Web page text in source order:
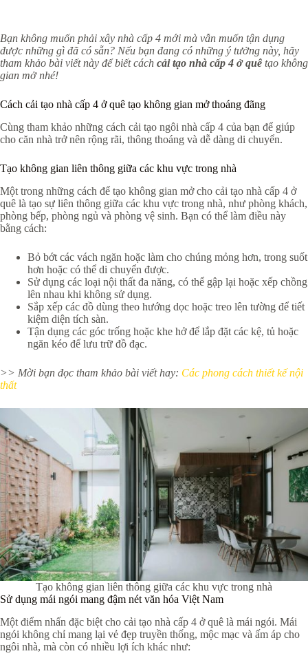
Bạn không muốn phải xây nhà cấp 4 mới mà vẫn muốn tận dụng
được những gì đã có sẵn? Nếu bạn đang có những ý tưởng này, hãy
tham khảo bài viết này để biết cách cải tạo nhà cấp 4 ở quê tạo không
gian mở nhé!
Cách cải tạo nhà cấp 4 ở quê tạo không gian mở thoáng đãng
Cùng tham khảo những cách cải tạo ngôi nhà cấp 4 của bạn để giúp
cho căn nhà trở nên rộng rãi, thông thoáng và dễ dàng di chuyển.
Tạo không gian liên thông giữa các khu vực trong nhà
Một trong những cách để tạo không gian mở cho cải tạo nhà cấp 4 ở
quê là tạo sự liên thông giữa các khu vực trong nhà, như phòng khách,
phòng bếp, phòng ngủ và phòng vệ sinh. Bạn có thể làm điều này
bằng cách:
Bỏ bớt các vách ngăn hoặc làm cho chúng mỏng hơn, trong suốt
hơn hoặc có thể di chuyển được.
Sử dụng các loại nội thất đa năng, có thể gập lại hoặc xếp chồng
lên nhau khi không sử dụng.
Sắp xếp các đồ dùng theo hướng dọc hoặc treo lên tường để tiết
kiệm diện tích sàn.
Tận dụng các góc trống hoặc khe hở để lắp đặt các kệ, tủ hoặc
ngăn kéo để lưu trữ đồ đạc.
>> Mời bạn đọc tham khảo bài viết hay: Các phong cách thiết kế nội
thất
Tạo không gian liên thông giữa các khu vực trong nhà
Sử dụng mái ngói mang đậm nét văn hóa Việt Nam
Một điểm nhấn đặc biệt cho cải tạo nhà cấp 4 ở quê là mái ngói. Mái
ngói không chỉ mang lại vẻ đẹp truyền thống, mộc mạc và ấm áp cho
ngôi nhà, mà còn có nhiều lợi ích khác như: